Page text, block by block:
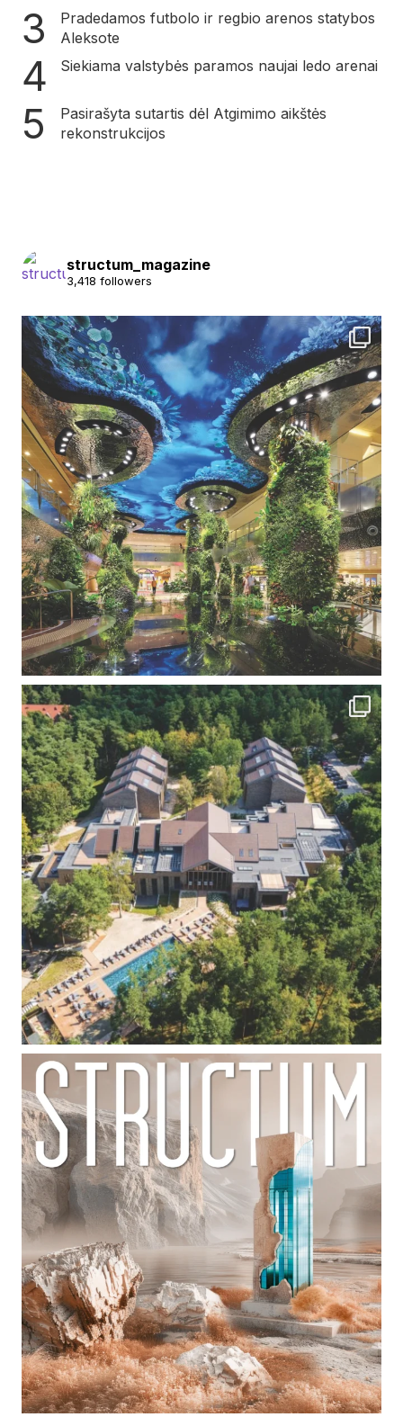
Pradedamos futbolo ir regbio arenos statybos
Aleksote
Siekiama valstybės paramos naujai ledo arenai
Pasirašyta sutartis dėl Atgimimo aikštės
rekonstrukcijos
structum_magazine
3,418 followers